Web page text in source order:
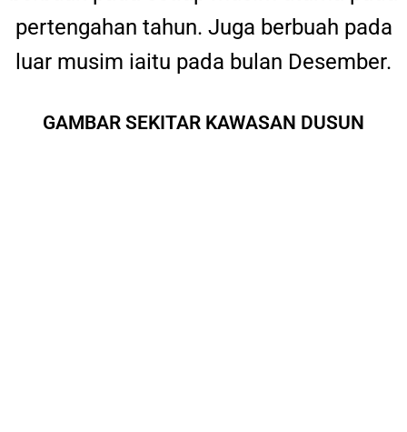
pertengahan tahun. Juga berbuah pada
luar musim iaitu pada bulan Desember.
GAMBAR SEKITAR KAWASAN DUSUN